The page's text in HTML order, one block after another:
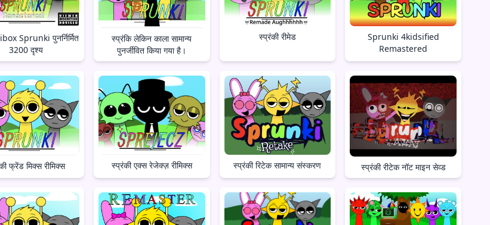
Sprunki पुनर्निर्मित
3200 दृश्य
स्प्रंकि लेकिन काला सामान्य
पुनर्जीवित किया गया है।
स्प्रंकी रीमेड
Sprunki 4kidsified
Remastered
फ्रेंड मिक्स रीमिक्स स्प्रंकी एक्स रेजेक्ज़ रीमिक्स स्प्रंकी रिटेक सामान्य संस्करण स्प्रंकी रीटेक नॉट माइन सेव्ड